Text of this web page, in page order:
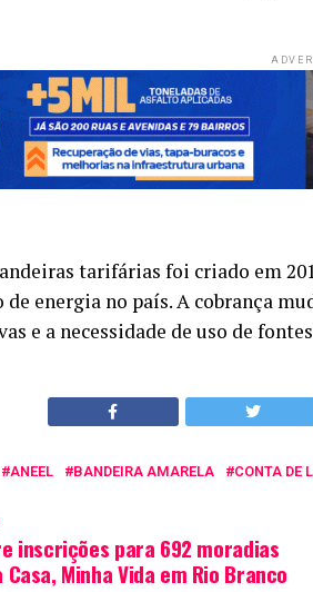
tarifárias foi criado em
de energia no país. A cobrança
e a necessidade de uso de
ANEEL BANDEIRA AMARELA CONTA DE
inscrições para 692 moradias
Casa, Minha Vida em Rio Branco